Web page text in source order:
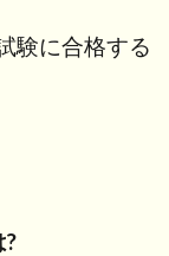
験に合格する